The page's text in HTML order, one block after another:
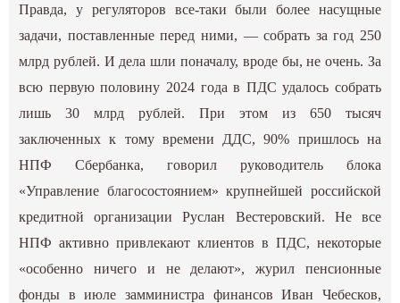
Правда, у регуляторов все-таки были более насущные
задачи, поставленные перед ними, — собрать за год 250
млрд рублей. И дела шли поначалу, вроде бы, не очень. За
всю первую половину 2024 года в ПДС удалось собрать
лишь 30 млрд рублей. При этом из 650 тысяч
заключенных к тому времени ДДС, 90% пришлось на
НПФ Сбербанка, говорил руководитель блока
«Управление благосостоянием» крупнейшей российской
кредитной организации Руслан Вестеровский. Не все
НПФ активно привлекают клиентов в ПДС, некоторые
«особенно ничего и не делают», журил пенсионные
фонды в июле замминистра финансов Иван Чебесков,